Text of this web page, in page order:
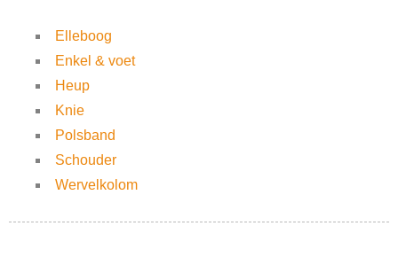
Elleboog
Enkel & voet
Heup
Knie
Polsband
Schouder
Wervelkolom